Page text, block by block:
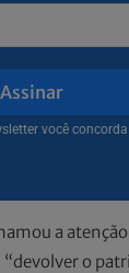
Assinar
você
a
o